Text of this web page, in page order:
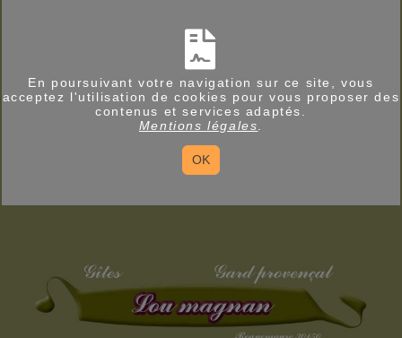
En poursuivant votre navigation sur ce site, vous
acceptez l'utilisation de cookies pour vous proposer des
contenus et services adaptés.
Mentions légales
OK